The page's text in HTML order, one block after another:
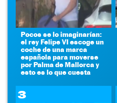
Pocos se lo imaginarían:
el rey Felipe VI escoge un
coche de una marca
española para moverse
por Palma de Mallorca y
esto es lo que cuesta
3